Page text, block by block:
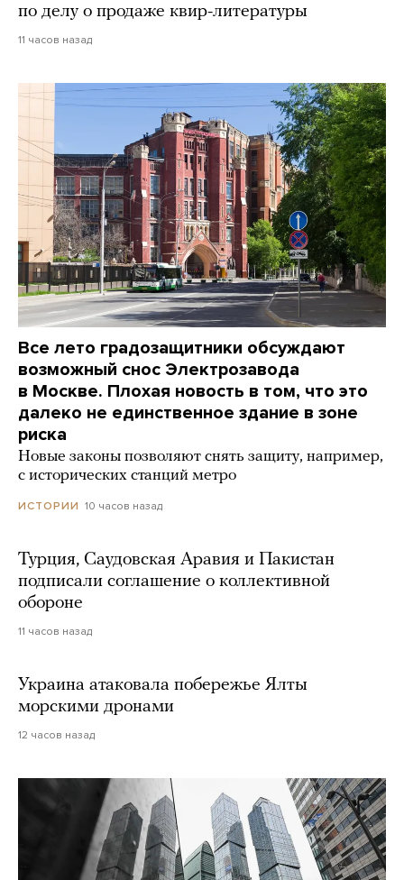
по делу о продаже квир-литературы
11 часов назад
Все лето градозащитники обсуждают
возможный снос Электрозавода
в Москве. Плохая новость в том, что это
далеко не единственное здание в зоне
риска
Новые законы позволяют снять защиту, например,
с исторических станций метро
ИСТОРИИ 10 часов назад
Турция, Саудовская Аравия и Пакистан
подписали соглашение о коллективной
обороне
11 часов назад
Украина атаковала побережье Ялты
морскими дронами
12 часов назад